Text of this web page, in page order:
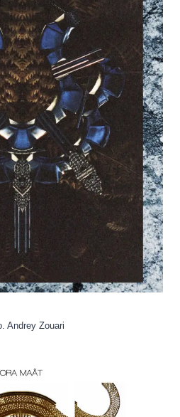
Andrey Zouari